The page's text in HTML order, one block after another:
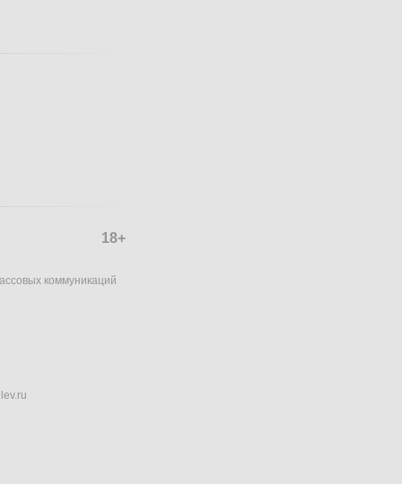
18+
коммуникаций